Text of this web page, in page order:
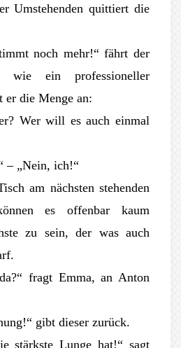
Umstehenden quittiert die
noch mehr!“ fährt der
ein professioneller
er die Menge an:
Wer will es auch einmal
– „Nein, ich!“
am nächsten stehenden
es offenbar kaum
zu sein, der was auch
fragt Emma, an Anton
gibt dieser zurück.
stärkste Lunge hat!“ sagt